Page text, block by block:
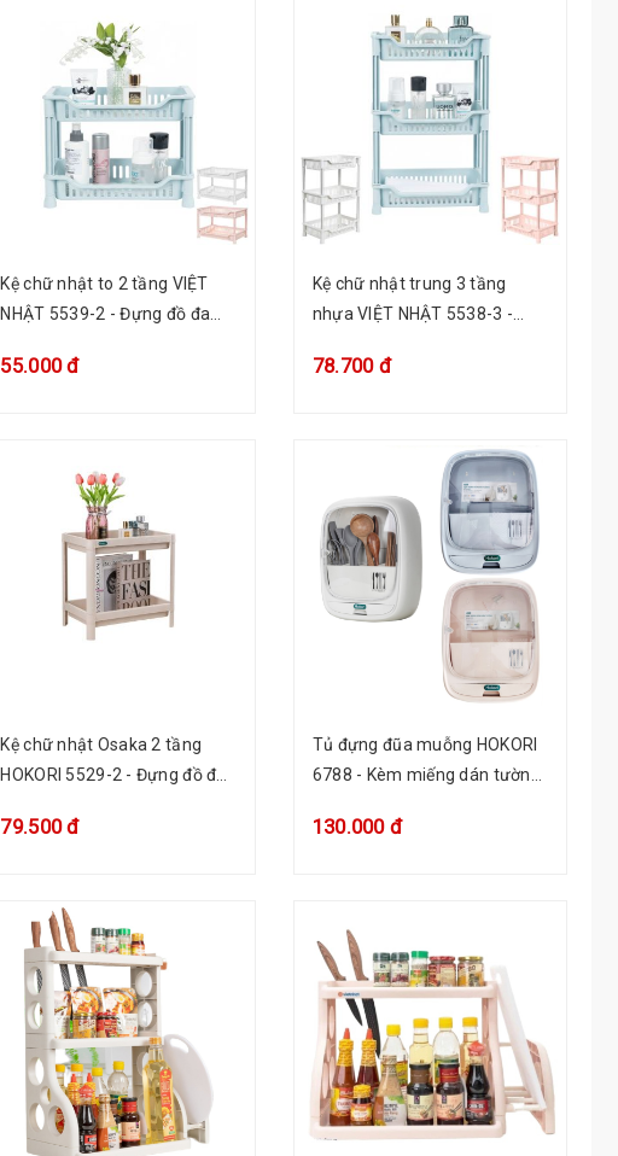
Kệ chữ nhật to 2 tầng VIỆT
NHẬT 5539-2 - Đựng đồ đa
55.000 đ
Kệ chữ nhật trung 3 tầng
nhựa VIỆT NHẬT 5538-3 -
phòng tắm
78.700 đ
Kệ chữ nhật Osaka 2 tầng
HOKORI 5529-2 - Đựng đồ đa
79.500 đ
Tủ đựng đũa muỗng HOKORI
6788 - Kèm miếng dán tường,
130.000 đ